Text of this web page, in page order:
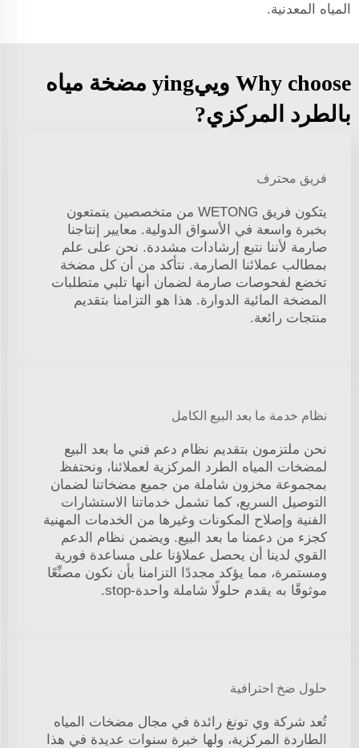
المياه المعدنية.
Why choose وييying مضخة مياه
بالطرد المركزي?
فريق محترف
يتكون فريق WETONG من متخصصين يتمتعون
بخبرة واسعة في الأسواق الدولية. معايير إنتاجنا
صارمة لأننا نتبع إرشادات مشددة. نحن على علم
بمطالب عملائنا الصارمة. نتأكد من أن كل مضخة
تخضع لفحوصات صارمة لضمان أنها تلبي متطلبات
المضخة المائية الدوارة. هذا هو التزامنا بتقديم
منتجات رائعة.
نظام خدمة ما بعد البيع الكامل
نحن ملتزمون بتقديم نظام دعم فني ما بعد البيع
لمضخات المياه الطرد المركزية لعملائنا، ونحتفظ
بمجموعة مخزون شاملة من جميع مضخاتنا لضمان
التوصيل السريع، كما تشمل خدماتنا الاستشارات
الفنية وإصلاح المكونات وغيرها من الخدمات المهنية
كجزء من دعمنا ما بعد البيع. ويضمن نظام الدعم
القوي لدينا أن يحصل عملاؤنا على مساعدة فورية
ومستمرة، مما يؤكد مجددًا التزامنا بأن نكون مصنِّعًا
موثوقًا به يقدم حلولًا شاملة واحدة-stop.
حلول ضخ احترافية
تُعد شركة وي تونغ رائدة في مجال مضخات المياه
الطاردة المركزية، ولها خبرة سنوات عديدة في هذا